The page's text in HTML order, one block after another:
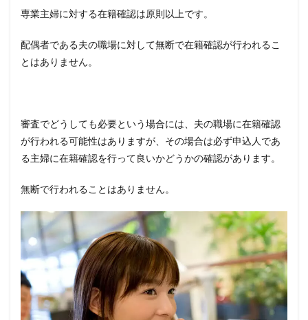
専業主婦に対する在籍確認は原則以上です。
配偶者である夫の職場に対して無断で在籍確認が行われるこ
とはありません。
審査でどうしても必要という場合には、夫の職場に在籍確認
が行われる可能性はありますが、その場合は必ず申込人であ
る主婦に在籍確認を行って良いかどうかの確認があります。
無断で行われることはありません。